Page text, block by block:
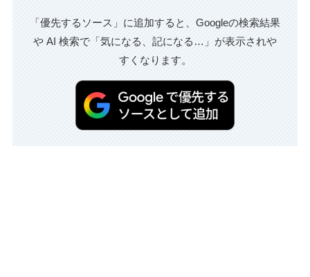
「優先するソース」に追加すると、Googleの検索結果
や AI 検索で「気になる、記になる…」が表示されや
すくなります。